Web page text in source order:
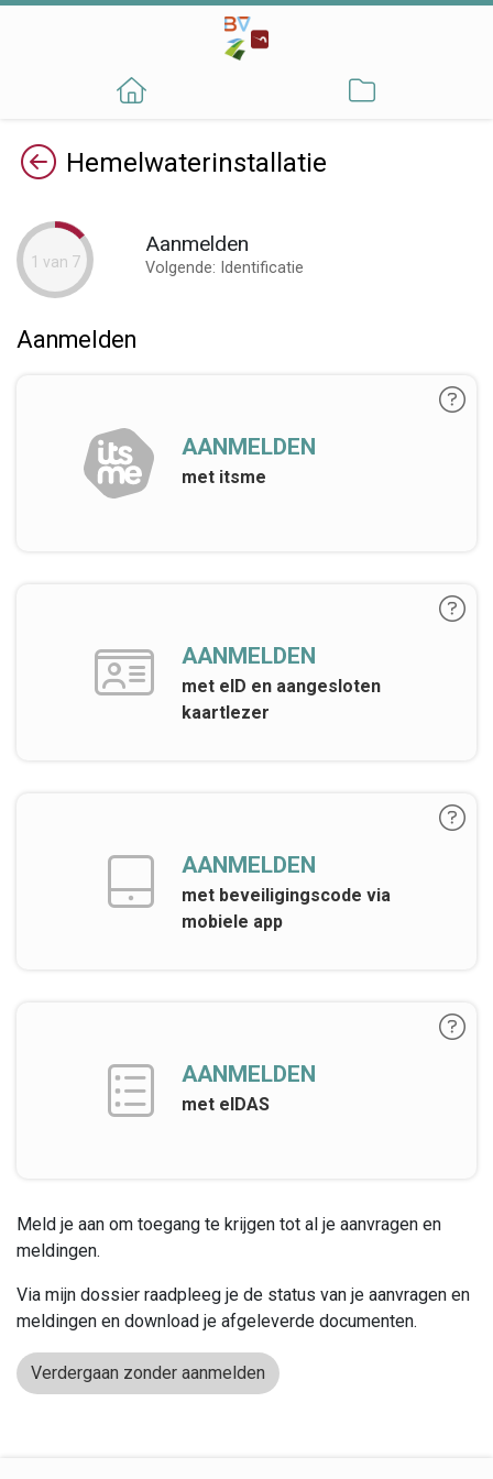
Terug Hemelwaterinstallatie
1 van 7
Aanmelden
Volgende: Identificatie
Aanmelden
AANMELDEN
met itsme
AANMELDEN
met eID en aangesloten
kaartlezer
AANMELDEN
met beveiligingscode via
mobiele app
AANMELDEN
met eIDAS
Meld je aan om toegang te krijgen tot al je aanvragen en
meldingen.
Via mijn dossier raadpleeg je de status van je aanvragen en
meldingen en download je afgeleverde documenten.
Verdergaan zonder aanmelden